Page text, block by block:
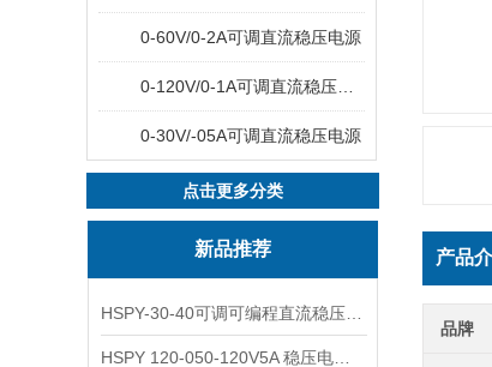
0-60V/0-2A可调直流稳压电源
0-30V/-05A可调直流稳压电源
点击更多分类
新品推荐 产品
品牌